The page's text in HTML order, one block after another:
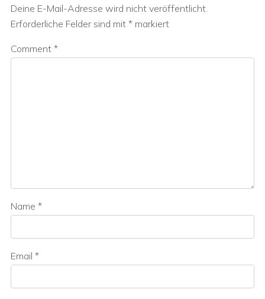
Deine E-Mail-Adresse wird nicht veröffentlicht.
Erforderliche Felder sind mit * markiert
Comment *
Name *
Email *